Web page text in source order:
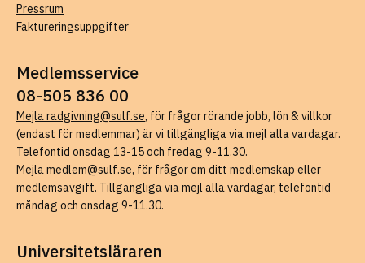
Pressrum
Faktureringsuppgifter
Medlemsservice
08-505 836 00
Mejla radgivning@sulf.se, för frågor rörande jobb, lön & villkor
(endast för medlemmar) är vi tillgängliga via mejl alla vardagar.
Telefontid onsdag 13-15 och fredag 9-11.30.
Mejla medlem@sulf.se, för frågor om ditt medlemskap eller
medlemsavgift. Tillgängliga via mejl alla vardagar, telefontid
måndag och onsdag 9-11.30.
Universitetsläraren